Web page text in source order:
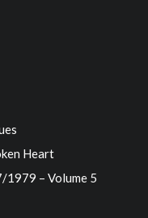
Heart
1979 – Volume 5